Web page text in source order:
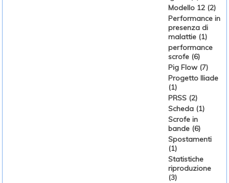
Modello 12 (2)
Performance in
presenza di
malattie (1)
performance
scrofe (6)
Pig Flow (7)
Progetto Iliade
(1)
PRSS (2)
Scheda (1)
Scrofe in
bande (6)
Spostamenti
(1)
Statistiche
riproduzione
(3)